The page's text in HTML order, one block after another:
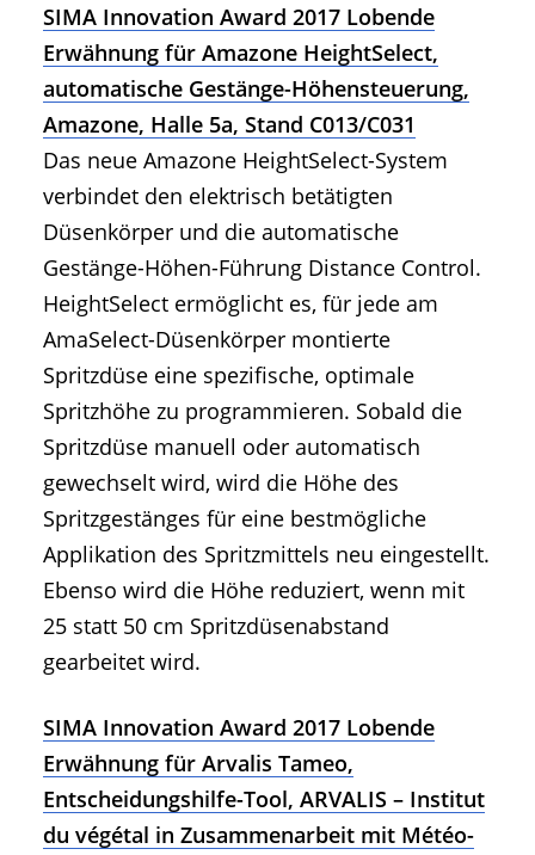
SIMA Innovation Award 2017 Lobende
Erwähnung für Amazone HeightSelect,
automatische Gestänge-Höhensteuerung,
Amazone, Halle 5a, Stand C013/C031
Das neue Amazone HeightSelect-System
verbindet den elektrisch betätigten
Düsenkörper und die automatische
Gestänge-Höhen-Führung Distance Control.
HeightSelect ermöglicht es, für jede am
AmaSelect-Düsenkörper montierte
Spritzdüse eine spezifische, optimale
Spritzhöhe zu programmieren. Sobald die
Spritzdüse manuell oder automatisch
gewechselt wird, wird die Höhe des
Spritzgestänges für eine bestmögliche
Applikation des Spritzmittels neu eingestellt.
Ebenso wird die Höhe reduziert, wenn mit
25 statt 50 cm Spritzdüsenabstand
gearbeitet wird.
SIMA Innovation Award 2017 Lobende
Erwähnung für Arvalis Tameo,
Entscheidungshilfe-Tool, ARVALIS – Institut
du végétal in Zusammenarbeit mit Météo-